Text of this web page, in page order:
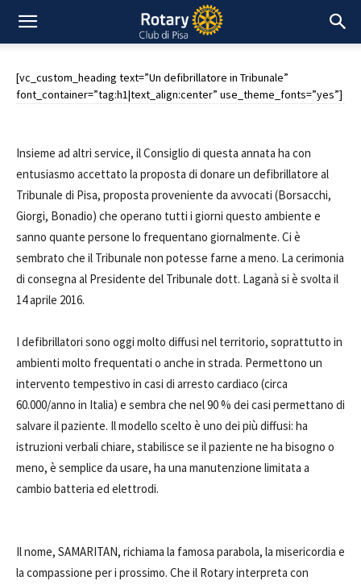
[vc_custom_heading text=”Un defibrillatore in Tribunale”
font_container=”tag:h1|text_align:center” use_theme_fonts=”yes”]
Insieme ad altri service, il Consiglio di questa annata ha con
entusiasmo accettato la proposta di donare un defibrillatore al
Tribunale di Pisa, proposta proveniente da avvocati (Borsacchi,
Giorgi, Bonadio) che operano tutti i giorni questo ambiente e
sanno quante persone lo frequentano giornalmente. Ci è
sembrato che il Tribunale non potesse farne a meno. La cerimonia
di consegna al Presidente del Tribunale dott. Laganà si è svolta il
14 aprile 2016.
I defibrillatori sono oggi molto diffusi nel territorio, soprattutto in
ambienti molto frequentati o anche in strada. Permettono un
intervento tempestivo in casi di arresto cardiaco (circa
60.000/anno in Italia) e sembra che nel 90 % dei casi permettano di
salvare il paziente. Il modello scelto è uno dei più diffusi: ha
istruzioni verbali chiare, stabilisce se il paziente ne ha bisogno o
meno, è semplice da usare, ha una manutenzione limitata a
cambio batteria ed elettrodi.
Il nome, SAMARITAN, richiama la famosa parabola, la misericordia e
la compassione per i prossimo. Che il Rotary interpreta con